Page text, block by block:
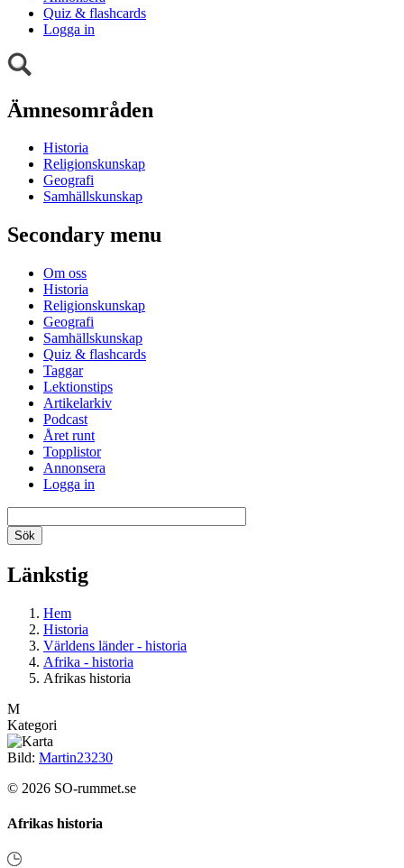
Quiz & flashcards
Logga in
Ämnesområden
Historia
Religionskunskap
Geografi
Samhällskunskap
Secondary menu
Om oss
Historia
Religionskunskap
Geografi
Samhällskunskap
Quiz & flashcards
Taggar
Lektionstips
Artikelarkiv
Podcast
Året runt
Topplistor
Annonsera
Logga in
Länkstig
Hem
Historia
Världens länder - historia
Afrika - historia
Afrikas historia
M
Kategori
Bild: Martin23230
© 2026 SO-rummet.se
Afrikas historia